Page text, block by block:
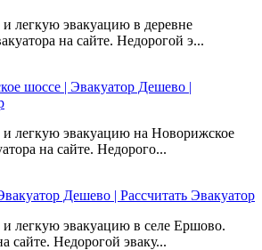
легкую эвакуацию в деревне
на сайте. Недорогой э...
шоссе | Эвакуатор Дешево |
легкую эвакуацию на Новорижское
на сайте. Недорого...
Дешево | Рассчитать Эвакуатор
легкую эвакуацию в селе Ершово.
сайте. Недорогой эваку...